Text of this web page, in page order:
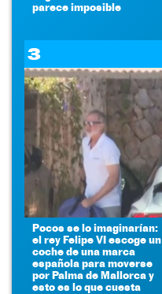
parece imposible
3
Pocos se lo imaginarían:
el rey Felipe VI escoge un
coche de una marca
española para moverse
por Palma de Mallorca y
esto es lo que cuesta